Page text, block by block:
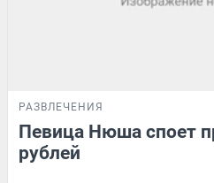
РАЗВЛЕЧЕНИЯ
Певица Нюша споет
рублей